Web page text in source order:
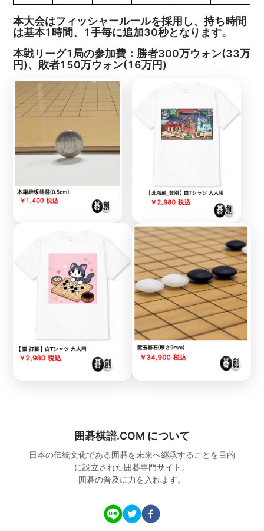
本大会はフィッシャールールを採用し、持ち時間
は基本1時間、1手毎に追加30秒となります。
本戦リーグ1局の参加費：勝者300万ウォン(33万
円)、敗者150万ウォン(16万円)
囲碁棋譜.COM について
日本の伝統文化である囲碁を未来へ継承することを目的
に設立された囲碁専門サイト。
囲碁の普及に力を入れます。